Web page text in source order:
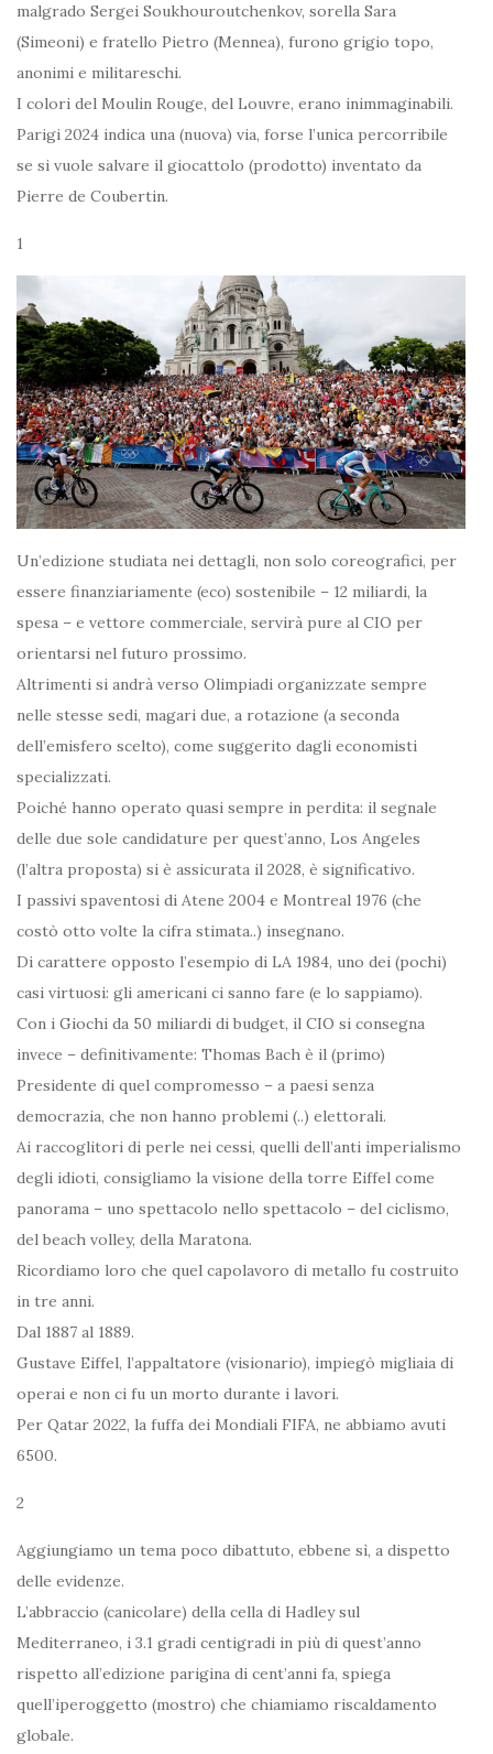
malgrado Sergei Soukhouroutchenkov, sorella Sara
(Simeoni) e fratello Pietro (Mennea), furono grigio topo,
anonimi e militareschi.
I colori del Moulin Rouge, del Louvre, erano inimmaginabili.
Parigi 2024 indica una (nuova) via, forse l’unica percorribile
se si vuole salvare il giocattolo (prodotto) inventato da
Pierre de Coubertin.
1
Un’edizione studiata nei dettagli, non solo coreografici, per
essere finanziariamente (eco) sostenibile – 12 miliardi, la
spesa – e vettore commerciale, servirà pure al CIO per
orientarsi nel futuro prossimo.
Altrimenti si andrà verso Olimpiadi organizzate sempre
nelle stesse sedi, magari due, a rotazione (a seconda
dell’emisfero scelto), come suggerito dagli economisti
specializzati.
Poiché hanno operato quasi sempre in perdita: il segnale
delle due sole candidature per quest’anno, Los Angeles
(l’altra proposta) si è assicurata il 2028, è significativo.
I passivi spaventosi di Atene 2004 e Montreal 1976 (che
costò otto volte la cifra stimata..) insegnano.
Di carattere opposto l’esempio di LA 1984, uno dei (pochi)
casi virtuosi: gli americani ci sanno fare (e lo sappiamo).
Con i Giochi da 50 miliardi di budget, il CIO si consegna
invece – definitivamente: Thomas Bach è il (primo)
Presidente di quel compromesso – a paesi senza
democrazia, che non hanno problemi (..) elettorali.
Ai raccoglitori di perle nei cessi, quelli dell’anti imperialismo
degli idioti, consigliamo la visione della torre Eiffel come
panorama – uno spettacolo nello spettacolo – del ciclismo,
del beach volley, della Maratona.
Ricordiamo loro che quel capolavoro di metallo fu costruito
in tre anni.
Dal 1887 al 1889.
Gustave Eiffel, l’appaltatore (visionario), impiegò migliaia di
operai e non ci fu un morto durante i lavori.
Per Qatar 2022, la fuffa dei Mondiali FIFA, ne abbiamo avuti
6500.
2
Aggiungiamo un tema poco dibattuto, ebbene sì, a dispetto
delle evidenze.
L’abbraccio (canicolare) della cella di Hadley sul
Mediterraneo, i 3.1 gradi centigradi in più di quest’anno
rispetto all’edizione parigina di cent’anni fa, spiega
quell’iperoggetto (mostro) che chiamiamo riscaldamento
globale.